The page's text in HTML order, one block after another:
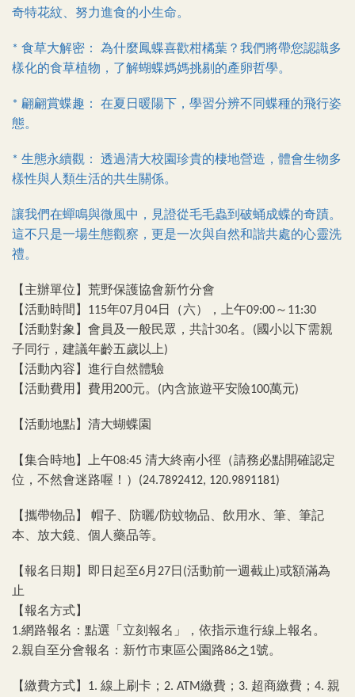
奇特花紋、努力進食的小生命。
* 食草大解密：
為什麼鳳蝶喜歡柑橘葉？我們將帶您認識多
樣化的食草植物，了解蝴蝶媽媽挑剔的產卵哲學。
* 翩翩賞蝶趣：
在夏日暖陽下，學習分辨不同蝶種的飛行姿
態。
* 生態永續觀：
透過清大校園珍貴的棲地營造，體會生物多
樣性與人類生活的共生關係。
讓我們在蟬鳴與微風中，見證從毛毛蟲到破蛹成蝶的奇蹟。
這不只是一場生態觀察，更是一次與自然和諧共處的心靈洗
禮。
【主辦單位】荒野保護協會新竹分會
【活動時間】 115年07月 04日（六），上午09:00～ 11:30
【活動對象】會員及一般民眾，共計30名。 (國小以下需親
子同行，建議年齡五歲以上)
【活動內容】進行自然體驗
【活動費用】費用200元。 (內含旅遊平安險100萬元)
【活動地點】清大蝴蝶園
【集合時地】上午08:45 清大終南小徑（請務必點開確認定
位，不然會迷路喔！） (24.7892412, 120.9891181)
【攜帶物品】 帽子、防曬/防蚊物品、飲用水、筆、筆記
本、放大鏡、個人藥品等。
【報名日期】即日起至6月 27日 (活動前一週截止)或額滿為
止
【報名方式】
1.網路報名：點選「立刻報名」，依指示進行線上報名。
2.親自至分會報名：新竹市東區公園路86之1號。
【繳費方式】 1. 線上刷卡； 2. ATM繳費； 3. 超商繳費； 4. 親